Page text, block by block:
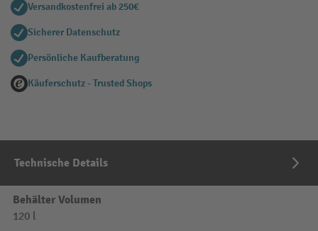
Versandkostenfrei ab 250€
Sicherer Datenschutz
Persönliche Kaufberatung
Käuferschutz - Trusted Shops
Technische Details
Behälter Volumen
120 l